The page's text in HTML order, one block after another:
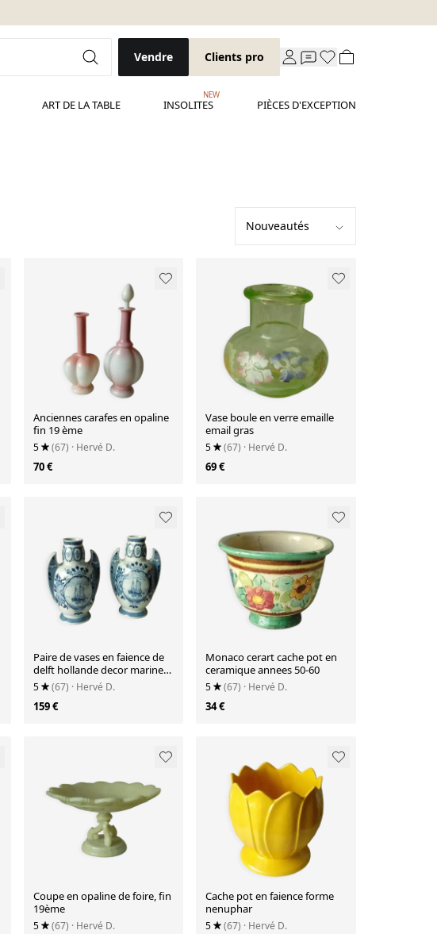
Vendre Clients pro
ART DE LA TABLE INSOLITES
NEW
PIÈCES D'EXCEPTION
Anciennes carafes en opaline
fin 19 ème
5 (67) · Hervé D.
70 €
Vase boule en verre emaille
email gras
5 (67) · Hervé D.
69 €
Paire de vases en faience de
delft hollande decor marine
bateaux
5 (67) · Hervé D.
159 €
Monaco cerart cache pot en
ceramique annees 50-60
5 (67) · Hervé D.
34 €
Coupe en opaline de foire, fin
19ème
5 (67) · Hervé D.
Cache pot en faience forme
nenuphar
5 (67) · Hervé D.